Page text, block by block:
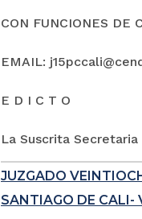
CON FUNCIONES DE
EMAIL:
E D I C T O
La Suscrita
JUZGADO
SANTIAGO DE CALI-